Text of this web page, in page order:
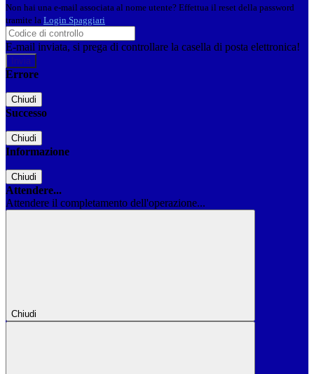
Non hai una e-mail associata al nome utente? Effettua il reset della password
tramite la Login Spaggiari
E-mail inviata, si prega di controllare la casella di posta elettronica!
Errore
Chiudi
Successo
Chiudi
Informazione
Chiudi
Attendere...
Attendere il completamento dell'operazione...
Chiudi